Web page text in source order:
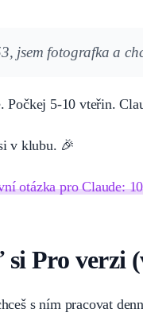
jsem fotografka a
5-10 vteřin.
v klubu. 🎉
otázka pro Claude:
Pro verzi
s ním pracovat